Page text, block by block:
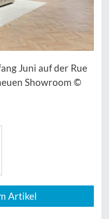
Juni auf der Rue
Showroom ©
Artikel